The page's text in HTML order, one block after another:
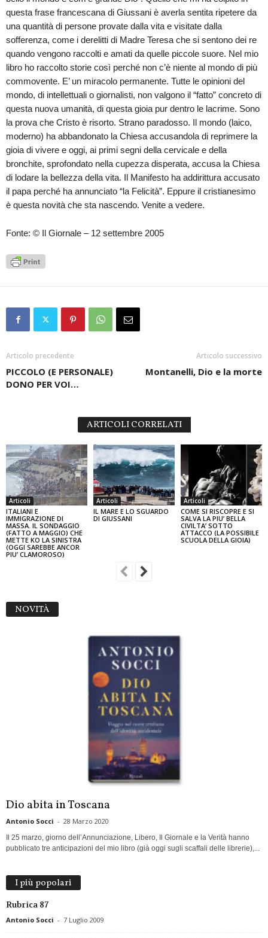
questa frase francescana di Giussani è averla sentita ripetere da
una quantità di persone provate dalla vita e visitate dalla
sofferenza, come i derelitti di Madre Teresa che si sentono dei re
quando vengono raccolti e amati da quelle piccole suore. Nel mio
libro ho raccolto storie così perché non c’è niente al mondo di più
commovente. E’ un miracolo permanente. Tutte le opinioni del
mondo, di intellettuali o giornalisti, non valgono il “fatto” concreto di
questa nuova umanità, di questa gioia pur dentro le lacrime. Sono
la prova che Cristo è risorto. Strano paradosso. Il mondo (laico,
moderno) ha abbandonato la Chiesa accusandola di reprimere la
gioia di vivere e oggi, ai primi segni della cervicale e della
bronchite, sprofondato nella cupezza disperata, accusa la Chiesa
di lodare la bellezza della vita. Il Manifesto ha addirittura accusato
il papa perché ha annunciato “la Felicità”. Eppure il cristianesimo
è questa novità che sta nascendo. Venite a vedere.
Fonte: © Il Giornale – 12 settembre 2005
Articolo precedente
PICCOLO (E PERSONALE)
DONO PER VOI…
Articolo successivo
Montanelli, Dio e la morte
ARTICOLI CORRELATI
Articoli
ITALIANI E
IMMIGRAZIONE DI
MASSA. IL SONDAGGIO
(FATTO A MAGGIO) CHE
METTE KO LA SINISTRA
(OGGI SAREBBE ANCOR
PIU’ CLAMOROSO)
Articoli
IL MARE E LO SGUARDO
DI GIUSSANI
Articoli
COME SI RISCOPRE E SI
SALVA LA PIU’ BELLA
CIVILTA’ SOTTO
ATTACCO (LA POSSIBILE
SCUOLA DELLA GIOIA)
NOVITÀ
Dio abita in Toscana
Antonio Socci - 28 Marzo 2020
Il 25 marzo, giorno dell’Annunciazione, Libero, Il Giornale e la Verità hanno
pubblicato tre anticipazioni del mio libro (già oggi sugli scaffali delle librerie),...
I più popolari
Rubrica 87
Antonio Socci - 7 Luglio 2009